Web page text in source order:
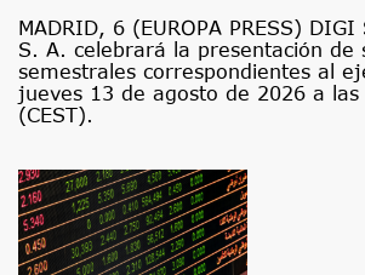
MADRID, 6 (EUROPA PRESS)
S. A. celebrará la presentación de
semestrales correspondientes al
jueves 13 de agosto de 2026 a
(CEST).